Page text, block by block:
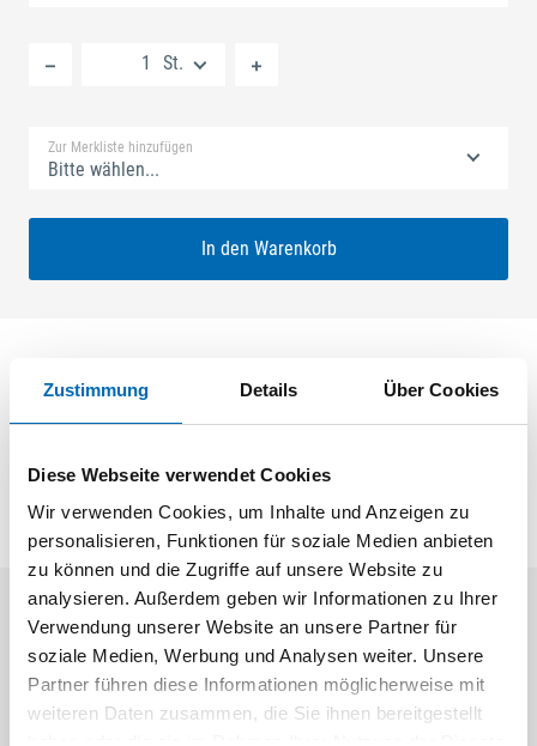
Zustimmung Details Über Cookies
Diese Webseite verwendet Cookies
Wir verwenden Cookies, um Inhalte und Anzeigen zu
personalisieren, Funktionen für soziale Medien anbieten
zu können und die Zugriffe auf unsere Website zu
analysieren. Außerdem geben wir Informationen zu Ihrer
Verwendung unserer Website an unsere Partner für
soziale Medien, Werbung und Analysen weiter. Unsere
Partner führen diese Informationen möglicherweise mit
weiteren Daten zusammen, die Sie ihnen bereitgestellt
St.
Zur Merkliste hinzufügen
Bitte wählen...
In den Warenkorb
Technische Daten
Aktuelle Angebote